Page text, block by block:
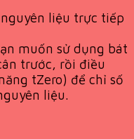
liệu trực tiếp
muốn sử dụng bát
trước, rồi điều
tZero) để chỉ số
liệu.